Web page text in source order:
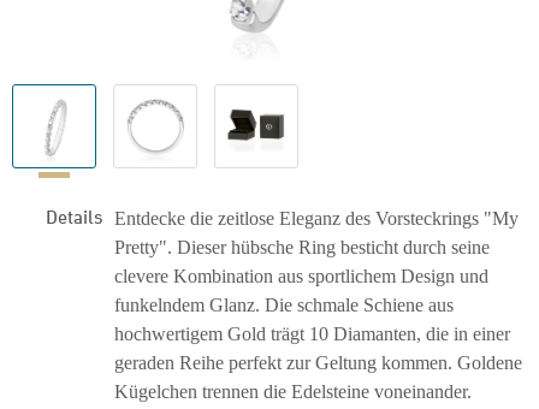
Details Entdecke die zeitlose Eleganz des Vorsteckrings "My
Pretty". Dieser hübsche Ring besticht durch seine
clevere Kombination aus sportlichem Design und
funkelndem Glanz. Die schmale Schiene aus
hochwertigem Gold trägt 10 Diamanten, die in einer
geraden Reihe perfekt zur Geltung kommen. Goldene
Kügelchen trennen die Edelsteine voneinander.